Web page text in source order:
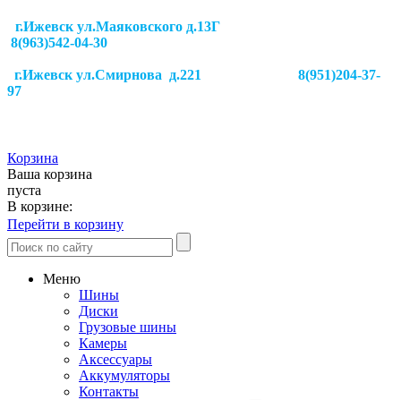
г.Ижевск ул.Маяковского д.13Г
8(963)542-04-30
г.Ижевск ул.Смирнова д.221
8(951)204-37-
97
Корзина
Ваша корзина
пуста
В корзине:
Перейти в корзину
Меню
Шины
Диски
Грузовые шины
Камеры
Аксессуары
Аккумуляторы
Контакты